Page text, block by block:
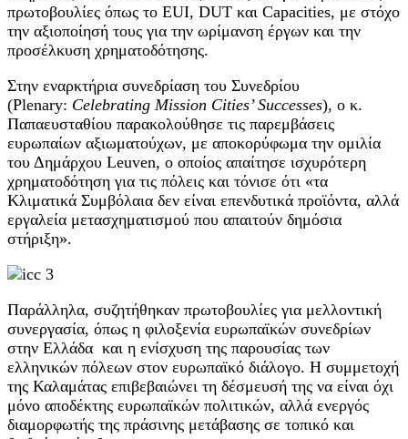
πρωτοβουλίες όπως το EUI, DUT και Capacities, με στόχο
την αξιοποίησή τους για την ωρίμανση έργων και την
προσέλκυση χρηματοδότησης.
Στην εναρκτήρια συνεδρίαση του Συνεδρίου
(Plenary: Celebrating Mission Cities’ Successes), ο κ.
Παπαευσταθίου παρακολούθησε τις παρεμβάσεις
ευρωπαίων αξιωματούχων, με αποκορύφωμα την ομιλία
του Δημάρχου Leuven, ο οποίος απαίτησε ισχυρότερη
χρηματοδότηση για τις πόλεις και τόνισε ότι «τα
Κλιματικά Συμβόλαια δεν είναι επενδυτικά προϊόντα, αλλά
εργαλεία μετασχηματισμού που απαιτούν δημόσια
στήριξη».
Παράλληλα, συζητήθηκαν πρωτοβουλίες για μελλοντική
συνεργασία, όπως η φιλοξενία ευρωπαϊκών συνεδρίων
στην Ελλάδα και η ενίσχυση της παρουσίας των
ελληνικών πόλεων στον ευρωπαϊκό διάλογο. Η συμμετοχή
της Καλαμάτας επιβεβαιώνει τη δέσμευσή της να είναι όχι
μόνο αποδέκτης ευρωπαϊκών πολιτικών, αλλά ενεργός
διαμορφωτής της πράσινης μετάβασης σε τοπικό και